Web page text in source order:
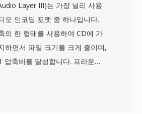
터 등의 프로덕션 정보를 구조화
Value) 인코딩 방식으로 전달
이터는 수집, 편집, 그래픽, 송
템 간에 파일이 이동할 때 콘텐
여 정보 손실 위험을 줄입니다.
한 단일 항목 패키지(OP1a)부터
Layer III)는 가장 널리 사용
오 인코딩 포맷 중 하나입니다.
의 한 형태를 사용하여 CD에 가
하면서 파일 크기를 크게 줄이며,
압축비를 달성합니다. 프라운호
지털 과학자들과 협력하여 개발